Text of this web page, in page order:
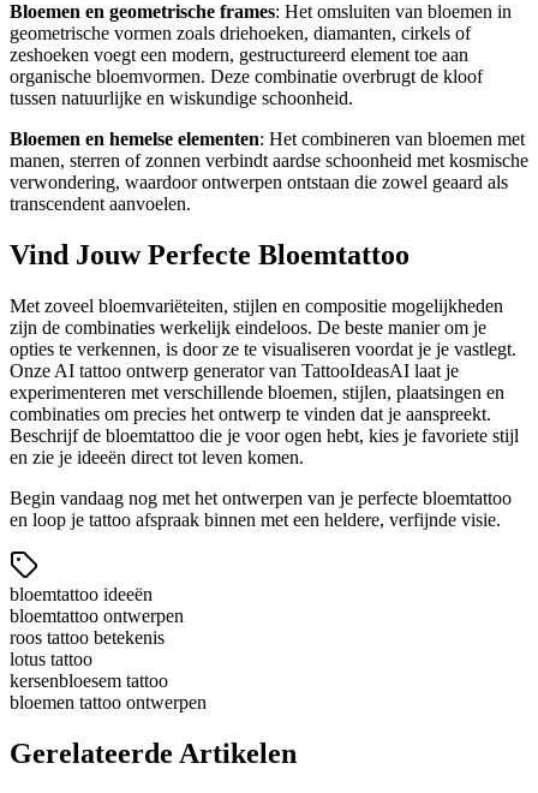
Bloemen en geometrische frames: Het omsluiten van bloemen in
geometrische vormen zoals driehoeken, diamanten, cirkels of
zeshoeken voegt een modern, gestructureerd element toe aan
organische bloemvormen. Deze combinatie overbrugt de kloof
tussen natuurlijke en wiskundige schoonheid.
Bloemen en hemelse elementen: Het combineren van bloemen met
manen, sterren of zonnen verbindt aardse schoonheid met kosmische
verwondering, waardoor ontwerpen ontstaan die zowel geaard als
transcendent aanvoelen.
Vind Jouw Perfecte Bloemtattoo
Met zoveel bloemvariëteiten, stijlen en compositie mogelijkheden
zijn de combinaties werkelijk eindeloos. De beste manier om je
opties te verkennen, is door ze te visualiseren voordat je je vastlegt.
Onze AI tattoo ontwerp generator van TattooIdeasAI laat je
experimenteren met verschillende bloemen, stijlen, plaatsingen en
combinaties om precies het ontwerp te vinden dat je aanspreekt.
Beschrijf de bloemtattoo die je voor ogen hebt, kies je favoriete stijl
en zie je ideeën direct tot leven komen.
Begin vandaag nog met het ontwerpen van je perfecte bloemtattoo
en loop je tattoo afspraak binnen met een heldere, verfijnde visie.
bloemtattoo ideeën
bloemtattoo ontwerpen
roos tattoo betekenis
lotus tattoo
kersenbloesem tattoo
bloemen tattoo ontwerpen
Gerelateerde Artikelen